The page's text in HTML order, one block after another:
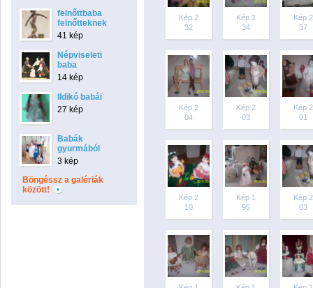
felnőttbaba
felnőtteknek
41 kép
Népviseleti
baba
14 kép
Ildikó babái
27 kép
Babák
gyurmából
3 kép
Böngéssz a galériák
között!
Kép 2
32
Kép 2
34
Kép 2
37
Kép 2
04
Kép 2
03
Kép 2
01
Kép 2
10
Kép 1
95
Kép 2
03